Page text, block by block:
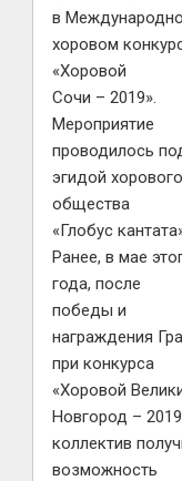
в
хоровом
«Хоровой
Сочи – 2019».
Мероприятие
проводилось
эгидой хорового
общества
«Глобус
Ранее, в мае
года, после
победы и
награждения
при конкурса
«Хоровой
Новгород –
коллектив
возможность